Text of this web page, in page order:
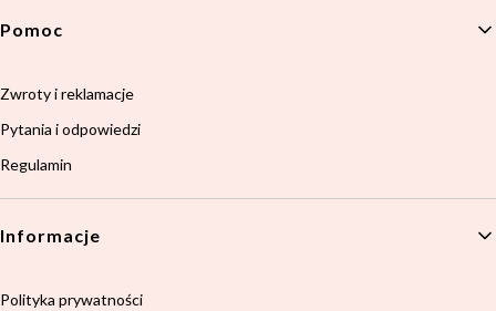
Pomoc
Zwroty i reklamacje
Pytania i odpowiedzi
Regulamin
Informacje
Polityka prywatności